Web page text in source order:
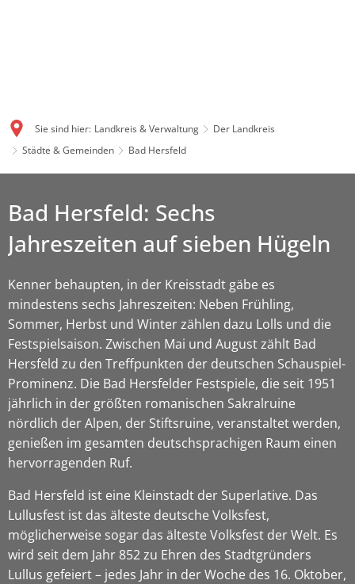
Sie sind hier: Landkreis & Verwaltung
Der Landkreis
Städte & Gemeinden
Bad Hersfeld
Bad Hersfeld: Sechs
Jahreszeiten auf sieben Hügeln
Kenner behaupten, in der Kreisstadt gäbe es
mindestens sechs Jahreszeiten: Neben Frühling,
Sommer, Herbst und Winter zählen dazu Lolls und die
Festspielsaison. Zwischen Mai und August zählt Bad
Hersfeld zu den Treffpunkten der deutschen Schauspiel-
Prominenz. Die Bad Hersfelder Festspiele, die seit 1951
jährlich in der größten romanischen Sakralruine
nördlich der Alpen, der Stiftsruine, veranstaltet werden,
genießen im gesamten deutschsprachigen Raum einen
hervorragenden Ruf.
Bad Hersfeld ist eine Kleinstadt der Superlative. Das
Lullusfest ist das älteste deutsche Volksfest,
möglicherweise sogar das älteste Volksfest der Welt. Es
wird seit dem Jahr 852 zu Ehren des Stadtgründers
Lullus gefeiert – jedes Jahr in der Woche des 16. Oktober,